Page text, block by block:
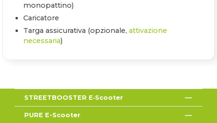
monopattino)
Caricatore
Targa assicurativa (opzionale, attivazione
necessaria)
STREETBOOSTER E‑Scooter
PURE E-Scooter